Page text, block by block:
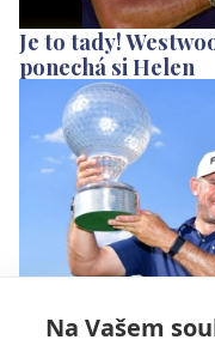
Na Vašem
Je to tady!
ponechá si Helen